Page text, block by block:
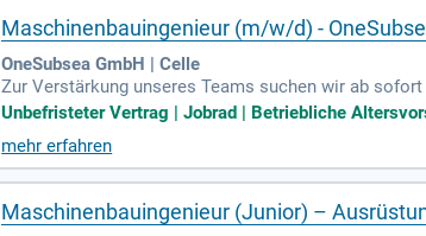
Maschinenbauingenieur (m/w/d) -
OneSubsea GmbH | Celle
Zur Verstärkung unseres Teams suchen wir ab
und sorgen für die technische Dokumentation. Sie
nalen Teams zusammen. Ihre Aufgaben umfassen
ristetes Arbeitsverhältnis mit 30 Tagen Urlaub, 50%
optimalen Deutsch- und Englischkenntnissen sind,
Unbefristeter Vertrag | Jobrad | Betriebliche
mehr erfahren
Maschinenbauingenieur (Junior) –